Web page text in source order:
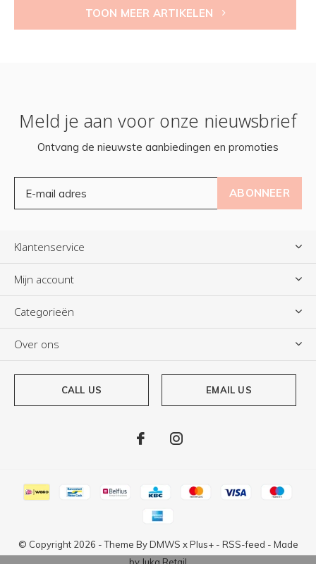
TOON MEER ARTIKELEN
Meld je aan voor onze nieuwsbrief
Ontvang de nieuwste aanbiedingen en promoties
ABONNEER
Klantenservice
Mijn account
Categorieën
Over ons
CALL US EMAIL US
© Copyright 2026 - Theme ByDMWS xPlus+- RSS-feed - Made